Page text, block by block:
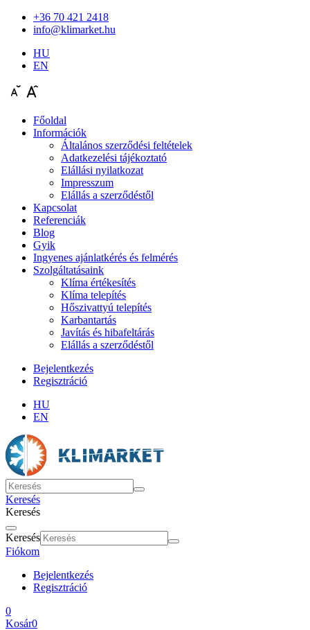
+36 70 421 2418
info@klimarket.hu
HU
EN
Főoldal
Információk
Általános szerződési feltételek
Adatkezelési tájékoztató
Elállási nyilatkozat
Impresszum
Elállás a szerződéstől
Kapcsolat
Referenciák
Blog
Gyik
Ingyenes ajánlatkérés és felmérés
Szolgáltatásaink
Klíma értékesítés
Klíma telepítés
Hőszivattyú telepítés
Karbantartás
Javítás és hibafeltárás
Elállás a szerződéstől
Bejelentkezés
Regisztráció
HU
EN
Keresés
Keresés
Keresés
Fiókom
Bejelentkezés
Regisztráció
0
Kosár0